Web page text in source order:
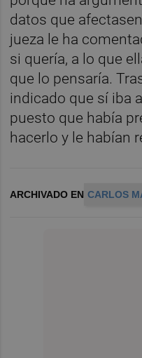
datos que
jueza le ha
si quería, a lo que
que lo pensaría.
indicado que sí iba
puesto que había
hacerlo y le habían
ARCHIVADO EN CARLOS